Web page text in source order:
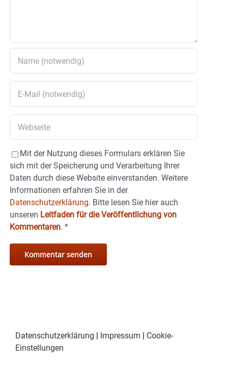
Mit der Nutzung dieses Formulars erklären Sie
sich mit der Speicherung und Verarbeitung Ihrer
Daten durch diese Website einverstanden. Weitere
Informationen erfahren Sie in der
Datenschutzerklärung. Bitte lesen Sie hier auch
unseren Leitfaden für die Veröffentlichung von
Kommentaren. *
Datenschutzerklärung Impressum
Cookie-
Einstellungen